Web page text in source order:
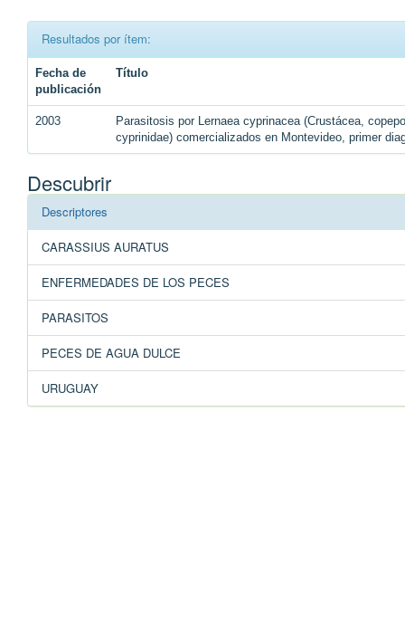
Resultados por ítem:
Fecha de
publicación
Título
2003
Parasitosis por Lernaea cyprinacea (Crustácea,
cyprinidae) comercializados en Montevideo, primer
Descubrir
Descriptores
CARASSIUS AURATUS
ENFERMEDADES DE LOS PECES
PARASITOS
PECES DE AGUA DULCE
URUGUAY